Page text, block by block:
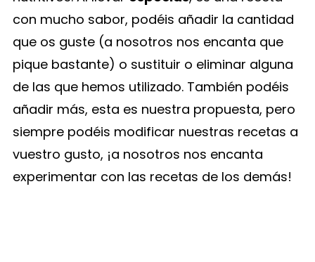
con mucho sabor, podéis añadir la cantidad
que os guste (a nosotros nos encanta que
pique bastante) o sustituir o eliminar alguna
de las que hemos utilizado. También podéis
añadir más, esta es nuestra propuesta, pero
siempre podéis modificar nuestras recetas a
vuestro gusto, ¡a nosotros nos encanta
experimentar con las recetas de los demás!